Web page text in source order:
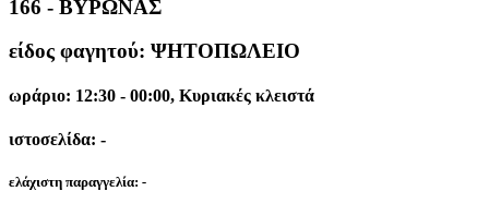
166 - ΒΥΡΩΝΑΣ
είδος φαγητού: ΨΗΤΟΠΩΛΕΙΟ
ωράριο: 12:30 - 00:00, Κυριακές κλειστά
ιστοσελίδα: -
ελάχιστη παραγγελία: -